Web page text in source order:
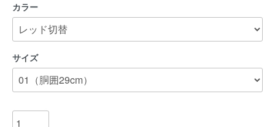
カラー
サイズ